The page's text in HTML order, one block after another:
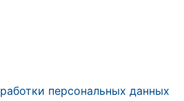
персональных данных